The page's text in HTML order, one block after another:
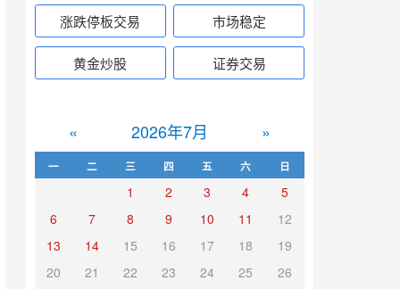
涨跌停板交易 市场稳定
黄金炒股 证券交易
« 2026年7月 »
一 二 三 四 五 六 日
1 2 3 4
5
6
7 8 9 10 11
12
13
14 15 16 17 18
19
20
21 22 23 24 25
26